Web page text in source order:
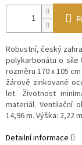
Robustní, český
polykarbonátu o síle
rozměru 170 x 105
žárově zinkované
let. Životnost
materiál. Ventilační
14,96 m. Výška: 2,22
Detailní informace